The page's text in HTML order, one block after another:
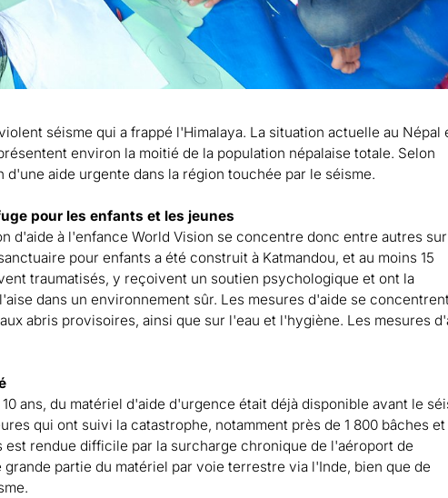
séisme qui a frappé l'Himalaya. La situation actuelle au Népal
environ la moitié de la population népalaise totale. Selon
aide urgente dans la région touchée par le séisme.
pour les enfants et les jeunes
d'aide à l'enfance World Vision se concentre donc entre autres
pour enfants a été construit à Katmandou, et au moins 15
traumatisés, y reçoivent un soutien psychologique et ont la
dans un environnement sûr. Les mesures d'aide se
abris provisoires, ainsi que sur l'eau et l'hygiène. Les mesures
ans, du matériel d'aide d'urgence était déjà disponible avant le
qui ont suivi la catastrophe, notamment près de 1 800 bâches et
rendue difficile par la surcharge chronique de l'aéroport de
partie du matériel par voie terrestre via l'Inde, bien que de